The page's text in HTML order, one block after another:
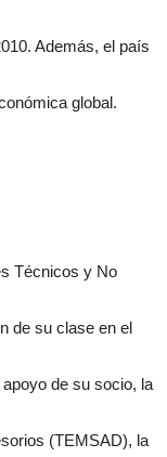
Además, el país
global.
Técnicos y No
de su clase en el
apoyo de su socio, la
(TEMSAD), la